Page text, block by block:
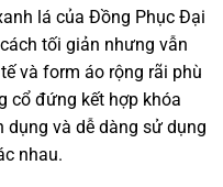
lá của Đồng Phục Đại
tối giản nhưng vẫn
và form áo rộng rãi phù
cổ đứng kết hợp khóa
dụng và dễ dàng sử dụng
nhau.